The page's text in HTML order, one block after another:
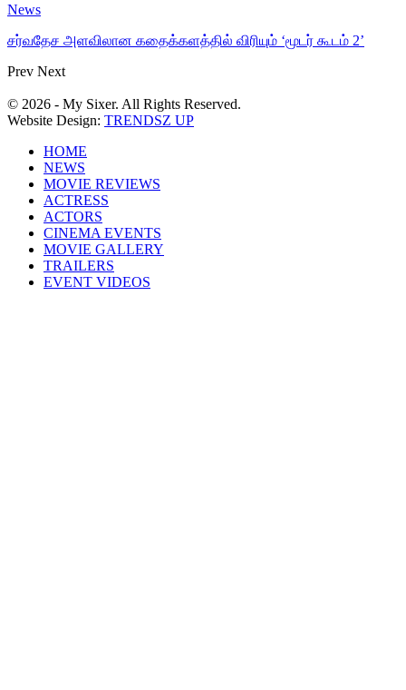
News
சர்வதேச அளவிலான கதைக்களத்தில் விரியும் ‘மூடர் கூடம் 2’
Prev Next
© 2026 - My Sixer. All Rights Reserved.
Website Design: TRENDSZ UP
HOME
NEWS
MOVIE REVIEWS
ACTRESS
ACTORS
CINEMA EVENTS
MOVIE GALLERY
TRAILERS
EVENT VIDEOS